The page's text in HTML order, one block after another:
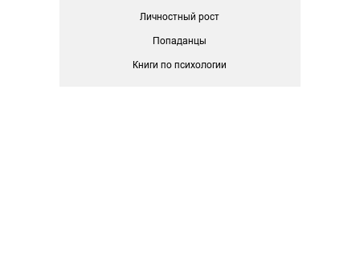
Личностный рост
Попаданцы
Книги по психологии